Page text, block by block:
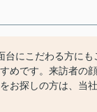
にこだわる方に
めです。来訪者の
お探しの方は、当